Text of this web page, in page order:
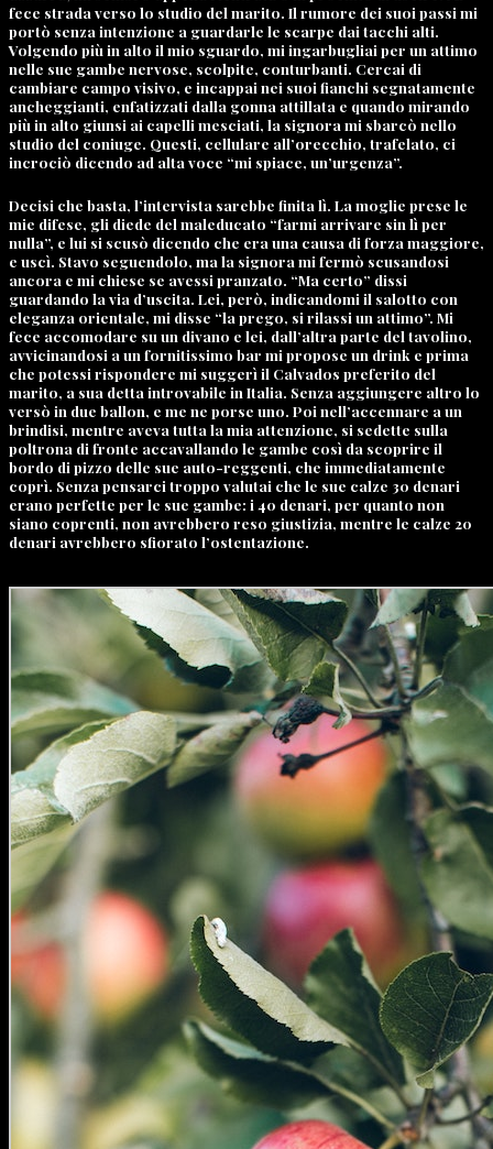
fece strada verso lo studio del marito. Il rumore dei suoi passi mi
portò senza intenzione a guardarle le scarpe dai tacchi alti.
Volgendo più in alto il mio sguardo, mi ingarbugliai per un attimo
nelle sue gambe nervose, scolpite, conturbanti. Cercai di
cambiare campo visivo, e incappai nei suoi fianchi segnatamente
ancheggianti, enfatizzati dalla gonna attillata e quando mirando
più in alto giunsi ai capelli mesciati, la signora mi sbarcò nello
studio del coniuge. Questi, cellulare all’orecchio, trafelato, ci
incrociò dicendo ad alta voce “mi spiace, un’urgenza”.
Decisi che basta, l’intervista sarebbe finita lì. La moglie prese le
mie difese, gli diede del maleducato “farmi arrivare sin lì per
nulla”, e lui si scusò dicendo che era una causa di forza maggiore,
e uscì. Stavo seguendolo, ma la signora mi fermò scusandosi
ancora e mi chiese se avessi pranzato. “Ma certo” dissi
guardando la via d’uscita. Lei, però, indicandomi il salotto con
eleganza orientale, mi disse “la prego, si rilassi un attimo”. Mi
fece accomodare su un divano e lei, dall’altra parte del tavolino,
avvicinandosi a un fornitissimo bar mi propose un drink e prima
che potessi rispondere mi suggerì il Calvados preferito del
marito, a sua detta introvabile in Italia. Senza aggiungere altro lo
versò in due ballon, e me ne porse uno. Poi nell’accennare a un
brindisi, mentre aveva tutta la mia attenzione, si sedette sulla
poltrona di fronte accavallando le gambe così da scoprire il
bordo di pizzo delle sue auto-reggenti, che immediatamente
coprì. Senza pensarci troppo valutai che le sue calze 30 denari
erano perfette per le sue gambe: i 40 denari, per quanto non
siano coprenti, non avrebbero reso giustizia, mentre le calze 20
denari avrebbero sfiorato l’ostentazione.